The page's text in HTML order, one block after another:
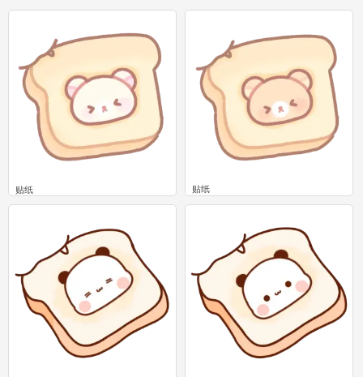
贴纸
0
贴纸
0